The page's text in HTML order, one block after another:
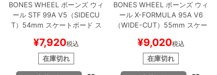
BONES WHEEL ボーンズ ウィ
ール STF 99A V5（SIDECU
T） 54mm スケートボード ス
¥7,920税込
在庫切れ
BONES WHEEL ボーンズ ウィ
ールX-FORMULA 95A V6
（WIDE-CUT） 55mm スケー
¥9,020税込
在庫切れ